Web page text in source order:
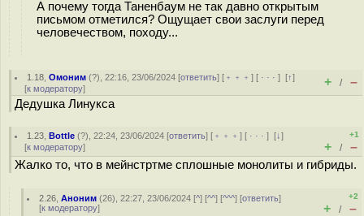
А почему тогда Таненбаум не так давно открытым
письмом отметился? Ощущает свои заслуги перед
человечеством, походу...
1.18 ,Омоним (?), 22:16, 23/06/2024 [ответить] [ ﹢﹢﹢] [ · · ·][↑]
[к модератору] + / –
Дедушка Линукса
1.23 ,Bottle (?), 22:24, 23/06/2024 [ответить] [ ﹢﹢﹢] [ · · ·][↓]
[к модератору]
+1
+ / –
Жалко то, что в мейнстртме сплошные монолиты и гибриды.
2.26 ,Аноним (26), 22:27, 23/06/2024 [^] [^^] [^^^] [ответить]
[к модератору]
+2
+ / –